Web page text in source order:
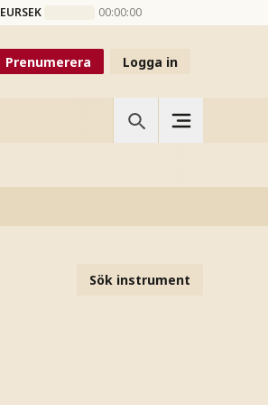
EURSEK 00:00:00
Prenumerera Logga in
Sök instrument